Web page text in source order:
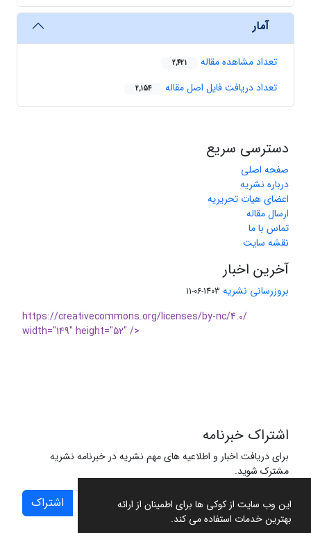
این وب سایت از کوکی ها برای اطمینان از ارائه
بهترین خدمات استفاده می کند.
آمار
تعداد مشاهده مقاله 2,421
تعداد دریافت فایل اصل مقاله 2,154
دسترسی سریع
صفحه اصلی
درباره نشریه
اعضای هیات تحریریه
ارسال مقاله
تماس با ما
نقشه سایت
آخرین اخبار
بروزرسانی نشریه 1403-06-11
https://creativecommons.org/licenses/by-nc/4.0/
width="149" height="52" />
اشتراک خبرنامه
برای دریافت اخبار و اطلاعیه های مهم نشریه در خبرنامه نشریه
مشترک شوید.
اشتراک